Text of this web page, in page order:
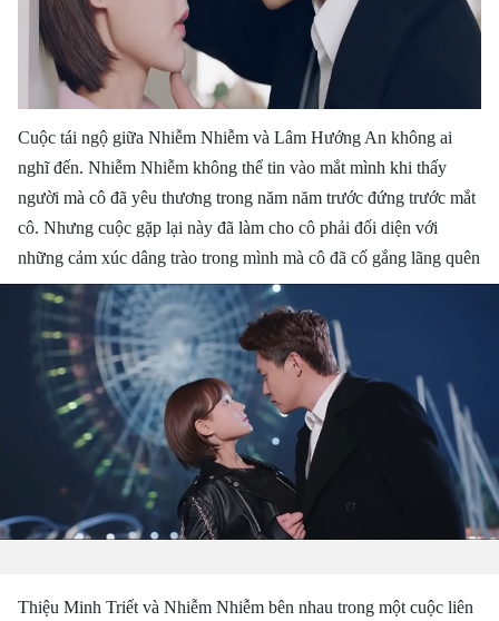
Cuộc tái ngộ giữa Nhiễm Nhiễm và Lâm Hướng An không ai
nghĩ đến. Nhiễm Nhiễm không thể tin vào mắt mình khi thấy
người mà cô đã yêu thương trong năm năm trước đứng trước mắt
cô. Nhưng cuộc gặp lại này đã làm cho cô phải đối diện với
những cảm xúc dâng trào trong mình mà cô đã cố gắng lãng quên
Thiệu Minh Triết và Nhiễm Nhiễm bên nhau trong một cuộc liên